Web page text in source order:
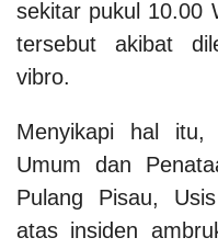
sekitar pukul 10.00
tersebut akibat
vibro.
Menyikapi hal itu,
Umum dan
Pulang Pisau,
atas insiden